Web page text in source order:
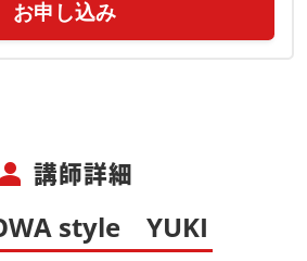
お申し込み
person 講師詳細
style YUKI